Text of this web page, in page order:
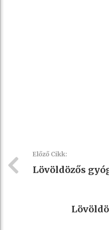
Előző Cikk:
Lövöldözős